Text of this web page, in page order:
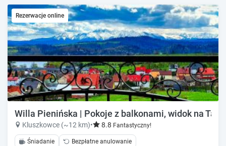
Rezerwacje online
Willa Pienińska | Pokoje z balkonami, widok na
Kluszkowce (~12 km)• 8.8 Fantastyczny!
Śniadanie Bezpłatne anulowanie